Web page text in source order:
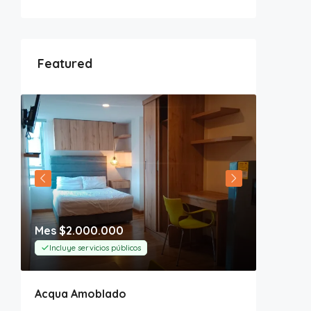
Featured
Mes $2.000.000
Incluye servicios públicos
Acqua Amoblado